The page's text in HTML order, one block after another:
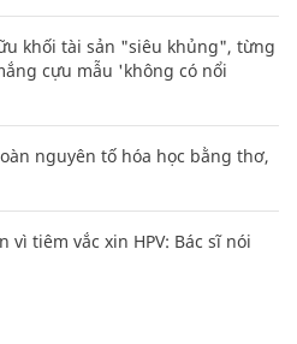
khối tài sản "siêu khủng", từng
cựu mẫu 'không có nổi
nguyên tố hóa học bằng thơ,
tiêm vắc xin HPV: Bác sĩ nói